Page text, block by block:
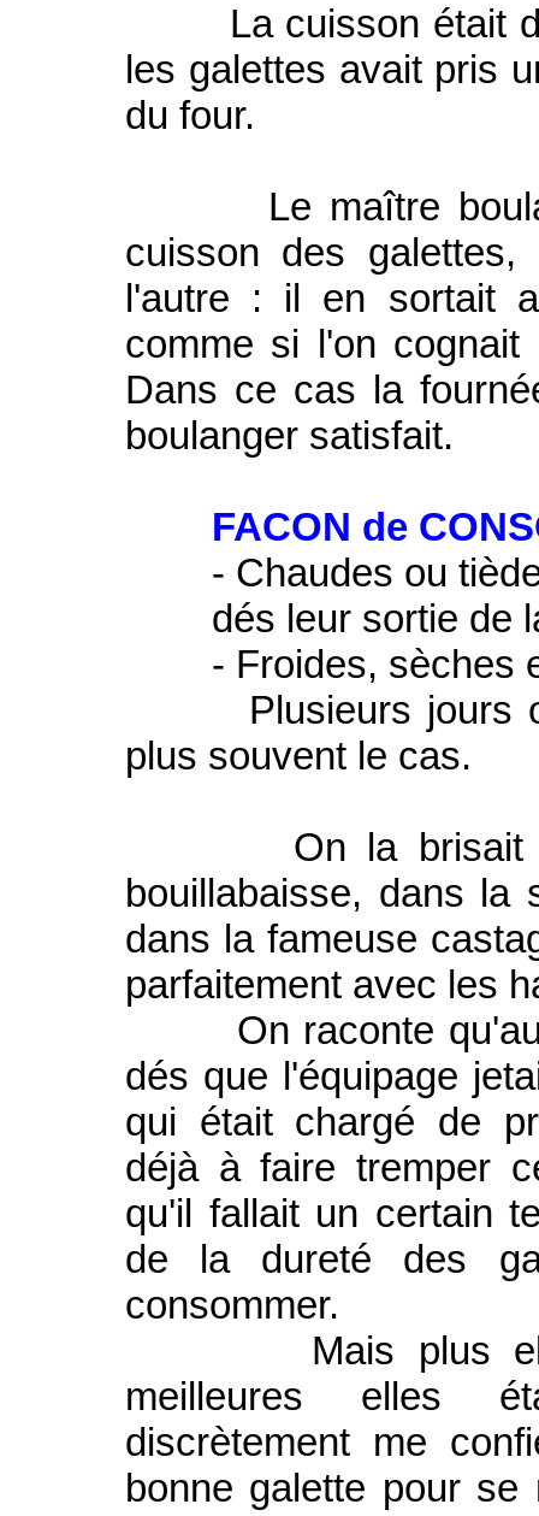
La cuisson était de
les galettes avait pris
du four.
Le maître
cuisson des
l'autre : il en sortait
comme si l'on
Dans ce cas la
boulanger satisfait.
FACON de
- Chaudes ou
dés leur sortie de
- Froides, sèches
Plusieurs jours ou
plus souvent le cas.
On la brisait en
bouillabaisse, dans la
dans la fameuse
parfaitement avec les
On raconte
dés que l'équipage
qui était chargé de
déjà à faire tremper
qu'il fallait un certain
de la dureté des
consommer.
Mais plus elles
meilleures elles
discrètement me
bonne galette pour se